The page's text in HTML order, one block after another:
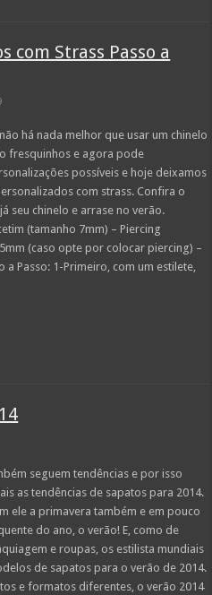
com Strass Passo a
há nada melhor que usar um chinelo
fresquinhos e agora pode
possíveis e hoje deixamos
com strass. Confira o
seu chinelo e arrase no verão.
(tamanho 7mm) – Piercing
(caso opte por colocar piercing) –
a Passo: 1-Primeiro, com um estilete,
seguem tendências e por isso
as tendências de sapatos para 2014.
ele a primavera também e em pouco
do ano, o verão! E, como de
e roupas, os estilista mundiais
de sapatos para o verão de 2014.
e formatos diferentes, o verão 2014